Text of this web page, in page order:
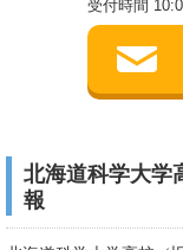
受付時間
北海道科学大学
報